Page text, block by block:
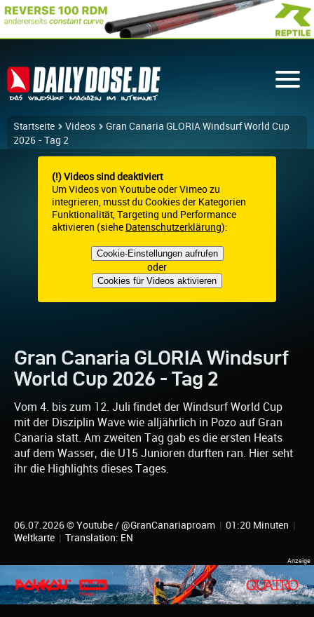
Startseite Videos
Gran Canaria GLORIA Windsurf World Cup
2026 - Tag 2
(!) Videos sind deaktiviert
Um Videos von Youtube oder Vimeo zu
integrieren, musst du Cookies der Kategorien
Funktionalität, Targeting und Performance
aktivieren (siehe Datenschutzerklärung):
Cookie-Einstellungen aufrufen
oder
Cookies für Videos aktivieren
Gran Canaria GLORIA Windsurf
World Cup 2026 - Tag 2
Vom 4. bis zum 12. Juli findet der Windsurf World Cup
mit der Disziplin Wave wie alljährlich in Pozo auf Gran
Canaria statt. Am zweiten Tag gab es die ersten Heats
auf dem Wasser, die U15 Junioren durften ran. Hier seht
ihr die Highlights dieses Tages.
06.07.2026 © Youtube / @GranCanariaproam | 01:20 Minuten |
Weltkarte | Translation: EN